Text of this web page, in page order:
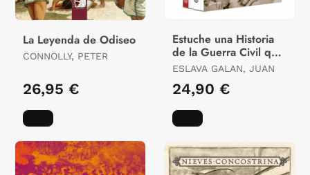
La Leyenda de Odiseo
CONNOLLY, PETER
26,95 €
Estuche una Historia
de la Guerra Civil que
no Va a Gustar a
ESLAVA GALAN, JUAN
24,90 €